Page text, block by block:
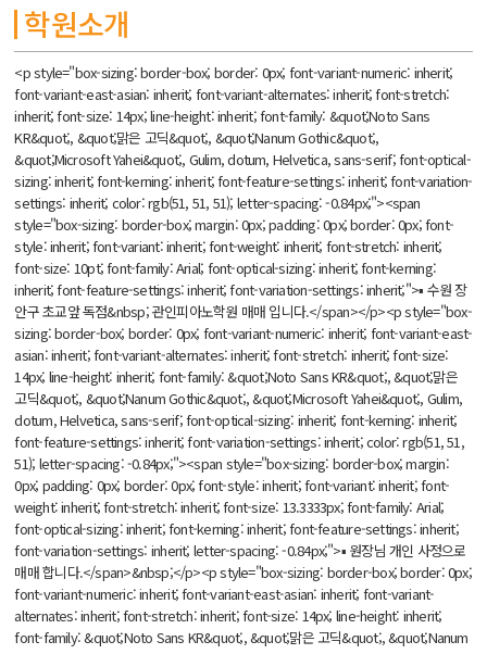
학원소개
<p style="box-sizing: border-box; border: 0px; font-variant-numeric: inherit;
font-variant-east-asian: inherit; font-variant-alternates: inherit; font-stretch:
inherit; font-size: 14px; line-height: inherit; font-family: &quot;Noto Sans
KR&quot;, &quot;맑은 고딕&quot;, &quot;Nanum Gothic&quot;,
&quot;Microsoft Yahei&quot;, Gulim, dotum, Helvetica, sans-serif; font-optical-
sizing: inherit; font-kerning: inherit; font-feature-settings: inherit; font-variation-
settings: inherit; color: rgb(51, 51, 51); letter-spacing: -0.84px;"><span
style="box-sizing: border-box; margin: 0px; padding: 0px; border: 0px; font-
style: inherit; font-variant: inherit; font-weight: inherit; font-stretch: inherit;
font-size: 10pt; font-family: Arial; font-optical-sizing: inherit; font-kerning:
inherit; font-feature-settings: inherit; font-variation-settings: inherit;">▪ 수원 장
안구 초교앞 독점&nbsp; 관인피아노학원 매매 입니다.</span></p><p style="box-
sizing: border-box; border: 0px; font-variant-numeric: inherit; font-variant-east-
asian: inherit; font-variant-alternates: inherit; font-stretch: inherit; font-size:
14px; line-height: inherit; font-family: &quot;Noto Sans KR&quot;, &quot;맑은
고딕&quot;, &quot;Nanum Gothic&quot;, &quot;Microsoft Yahei&quot;, Gulim,
dotum, Helvetica, sans-serif; font-optical-sizing: inherit; font-kerning: inherit;
font-feature-settings: inherit; font-variation-settings: inherit; color: rgb(51, 51,
51); letter-spacing: -0.84px;"><span style="box-sizing: border-box; margin:
0px; padding: 0px; border: 0px; font-style: inherit; font-variant: inherit; font-
weight: inherit; font-stretch: inherit; font-size: 13.3333px; font-family: Arial;
font-optical-sizing: inherit; font-kerning: inherit; font-feature-settings: inherit;
font-variation-settings: inherit; letter-spacing: -0.84px;">▪ 원장님 개인 사정으로
매매 합니다.</span>&nbsp;</p><p style="box-sizing: border-box; border: 0px;
font-variant-numeric: inherit; font-variant-east-asian: inherit; font-variant-
alternates: inherit; font-stretch: inherit; font-size: 14px; line-height: inherit;
font-family: &quot;Noto Sans KR&quot;, &quot;맑은 고딕&quot;, &quot;Nanum